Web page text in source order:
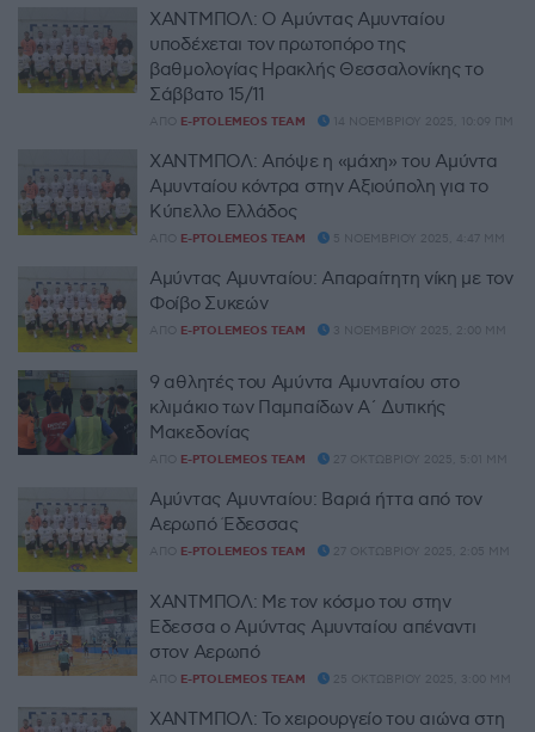
ΧΑΝΤΜΠΟΛ: Ο Αμύντας Αμυνταίου
υποδέχεται τον πρωτοπόρο της
βαθμολογίας Ηρακλής Θεσσαλονίκης το
Σάββατο 15/11
ΑΠΌ E-PTOLEMEOS TEAM 14 ΝΟΕΜΒΡΊΟΥ 2025, 10:09 ΠΜ
ΧΑΝΤΜΠΟΛ: Απόψε η «μάχη» του Αμύντα
Αμυνταίου κόντρα στην Αξιούπολη για το
Κύπελλο Ελλάδος
ΑΠΌ E-PTOLEMEOS TEAM 5 ΝΟΕΜΒΡΊΟΥ 2025, 4:47 ΜΜ
Αμύντας Αμυνταίου: Απαραίτητη νίκη με τον
Φοίβο Συκεών
ΑΠΌ E-PTOLEMEOS TEAM 3 ΝΟΕΜΒΡΊΟΥ 2025, 2:00 ΜΜ
9 αθλητές του Αμύντα Αμυνταίου στο
κλιμάκιο των Παμπαίδων Α΄ Δυτικής
Μακεδονίας
ΑΠΌ E-PTOLEMEOS TEAM 27 ΟΚΤΩΒΡΊΟΥ 2025, 5:01 ΜΜ
Αμύντας Αμυνταίου: Βαριά ήττα από τον
Αερωπό Έδεσσας
ΑΠΌ E-PTOLEMEOS TEAM 27 ΟΚΤΩΒΡΊΟΥ 2025, 2:05 ΜΜ
ΧΑΝΤΜΠΟΛ: Με τον κόσμο του στην
Έδεσσα ο Αμύντας Αμυνταίου απέναντι
στον Αερωπό
ΑΠΌ E-PTOLEMEOS TEAM 25 ΟΚΤΩΒΡΊΟΥ 2025, 3:00 ΜΜ
ΧΑΝΤΜΠΟΛ: Το χειρουργείο του αιώνα στη